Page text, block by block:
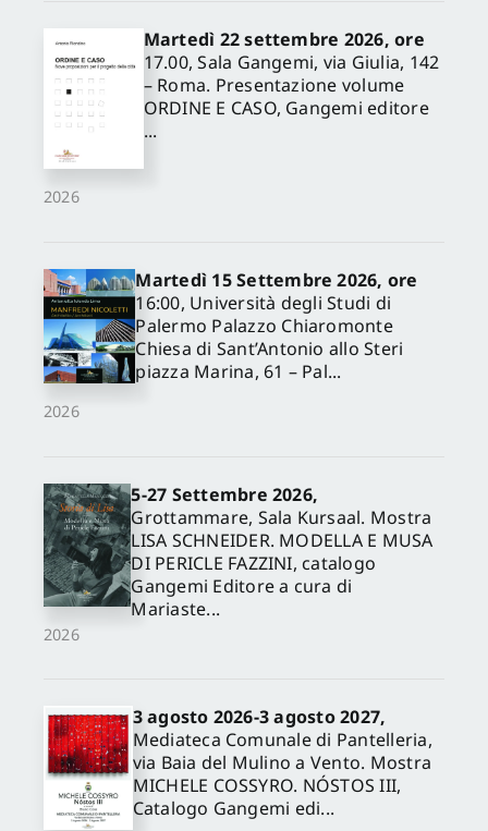
2026
Martedì 22 settembre 2026, ore
17.00, Sala Gangemi, via Giulia, 142
– Roma. Presentazione volume
ORDINE E CASO, Gangemi editore
...
2026
Martedì 15 Settembre 2026, ore
16:00, Università degli Studi di
Palermo Palazzo Chiaromonte
Chiesa di Sant’Antonio allo Steri
piazza Marina, 61 – Pal...
2026
5-27 Settembre 2026,
Grottammare, Sala Kursaal. Mostra
LISA SCHNEIDER. MODELLA E MUSA
DI PERICLE FAZZINI, catalogo
Gangemi Editore a cura di
Mariaste...
3 agosto 2026-3 agosto 2027,
Mediateca Comunale di Pantelleria,
via Baia del Mulino a Vento. Mostra
MICHELE COSSYRO. NÓSTOS III,
Catalogo Gangemi edi...